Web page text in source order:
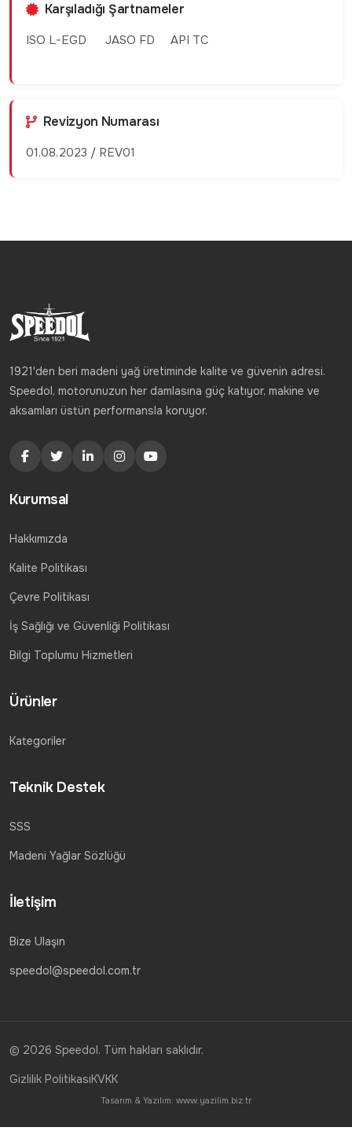
Karşıladığı Şartnameler
ISO L-EGD JASO FD API TC
Revizyon Numarası
01.08.2023 / REV01
1921'den beri madeni yağ üretiminde kalite ve güvenin adresi.
Speedol, motorunuzun her damlasına güç katıyor, makine ve
aksamları üstün performansla koruyor.
Kurumsal
Hakkımızda
Kalite Politikası
Çevre Politikası
İş Sağlığı ve Güvenliği Politikası
Bilgi Toplumu Hizmetleri
Ürünler
Kategoriler
Teknik Destek
SSS
Madeni Yağlar Sözlüğü
İletişim
Bize Ulaşın
speedol@speedol.com.tr
© 2026 Speedol. Tüm hakları saklıdır.
Gizlilik PolitikasıKVKK
Tasarım & Yazılım: www.yazilim.biz.tr